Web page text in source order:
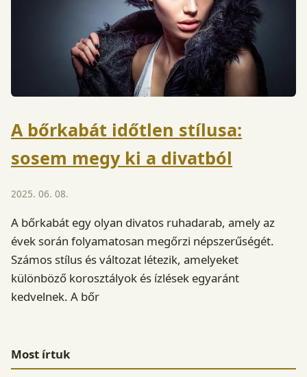
A bőrkabát időtlen stílusa:
sosem megy ki a divatból
2025. 06. 08.
A bőrkabát egy olyan divatos ruhadarab, amely az
évek során folyamatosan megőrzi népszerűségét.
Számos stílus és változat létezik, amelyeket
különböző korosztályok és ízlések egyaránt
kedvelnek. A bőr
Most írtuk